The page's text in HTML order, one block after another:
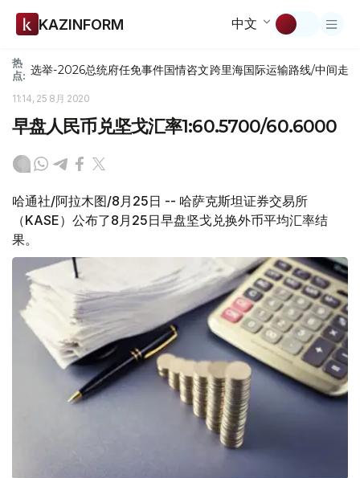
KAZINFORM 中文
热
点: 选举-2026总统府任免事件国情咨文跨里海国际运输路线/中间走廊
11:14, 25 8月 2020
早盘人民币兑坚戈汇率1:60.5700/60.6000
哈通社/阿拉木图/8月25日 -- 哈萨克斯坦证券交易所
（KASE）公布了8月25日早盘坚戈兑换外币平均汇率结
果。